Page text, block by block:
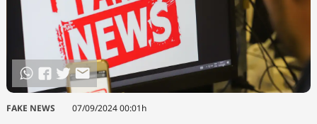
FAKE NEWS 07/09/2024 00:01h